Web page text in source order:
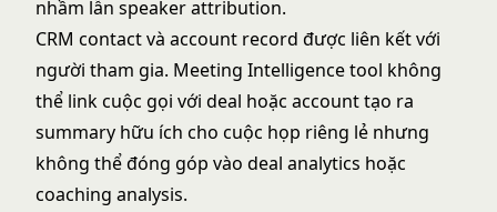
nhầm lẫn speaker attribution.
CRM contact và account record được liên kết với
người tham gia. Meeting Intelligence tool không
thể link cuộc gọi với deal hoặc account tạo ra
summary hữu ích cho cuộc họp riêng lẻ nhưng
không thể đóng góp vào deal analytics hoặc
coaching analysis.